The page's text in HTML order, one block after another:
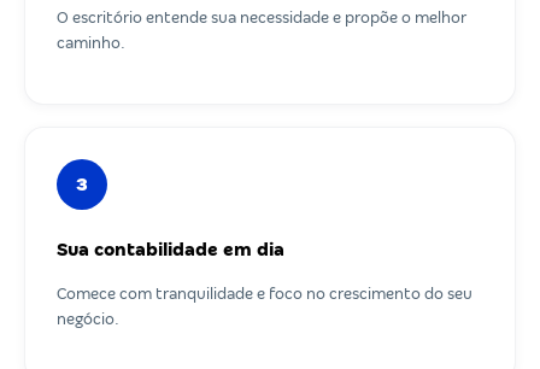
O escritório entende sua necessidade e propõe o melhor
caminho.
3
Sua contabilidade em dia
Comece com tranquilidade e foco no crescimento do seu
negócio.